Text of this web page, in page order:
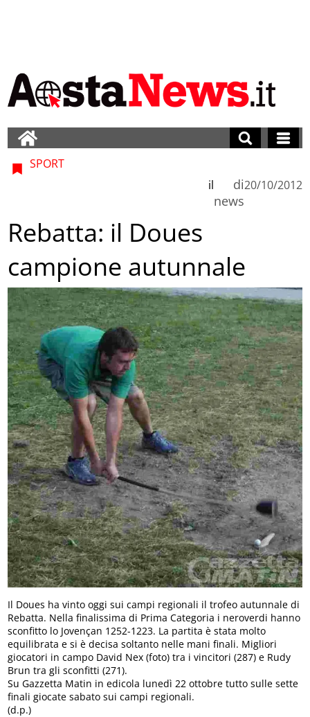
SPORT
di
news
il 20/10/2012
Rebatta: il Doues
campione autunnale
Il Doues ha vinto oggi sui campi regionali il trofeo autunnale di
Rebatta. Nella finalissima di Prima Categoria i neroverdi hanno
sconfitto lo Jovençan 1252-1223. La partita è stata molto
equilibrata e si è decisa soltanto nelle mani finali. Migliori
giocatori in campo David Nex (foto) tra i vincitori (287) e Rudy
Brun tra gli sconfitti (271).
Su Gazzetta Matin in edicola lunedì 22 ottobre tutto sulle sette
finali giocate sabato sui campi regionali.
(d.p.)